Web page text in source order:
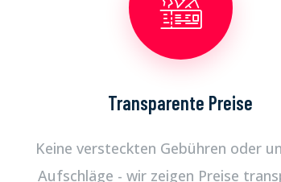
Transparente Preise
Keine versteckten Gebühren oder
Aufschläge - wir zeigen Preise